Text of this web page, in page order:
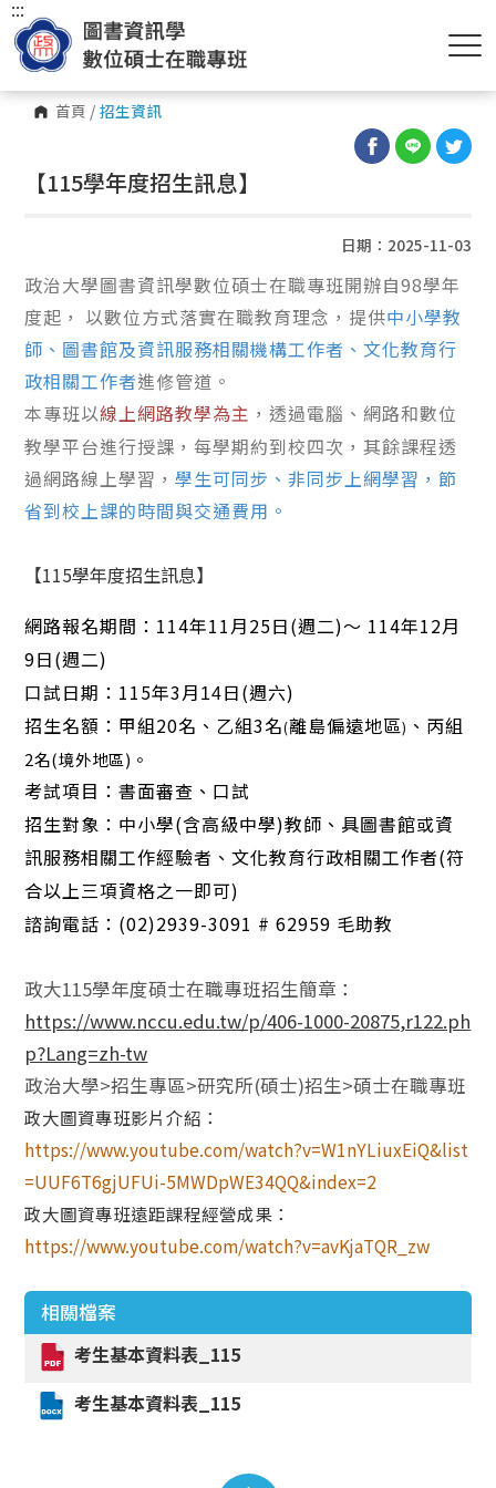
首頁 / 招生資訊
:::
【115學年度招生訊息】
日期：2025-11-03
政治大學圖書資訊學數位碩士在職專班開辦自98學年
度起， 以數位方式落實在職教育理念，提供中小學教
師、圖書館及資訊服務相關機構工作者、文化教育行
政相關工作者進修管道。
本專班以線上網路教學為主 ，透過電腦、網路和數位
教學平台進行授課，每學期約到校四次，其餘課程透
過網路線上學習，學生可同步、非同步上網學習，節
省到校上課的時間與交通費用。
【115學年度招生訊息】
網路報名期間：114年11月25日(週二)～ 114年12月
9日(週二)
口試日期： 115年3月 14日(週六)
招生名額：甲組20名、乙組3名(離島偏遠地區) 、丙組
2名(境外地區)。
考試項目：書面審查、口試
招生對象：中小學(含高級中學)教師、具圖書館或資
訊服務相關工作經驗者、文化教育行政相關工作者(符
合以上三項資格之一即可)
諮詢電話： (02)2939-3091 # 62959 毛助教
政大115學年度碩士在職專班招生簡章 ：
https://www.nccu.edu.tw/p/406-1000-20875,r122.ph
p?Lang=zh-tw
政治大學>招生專區>研究所(碩士)招生>碩士在職專班
政大圖資專班影片介紹：
https://www.youtube.com/watch?v=W1nYLiuxEiQ&list
=UUF6T6gjUFUi-5MWDpWE34QQ&index=2
政大圖資專班遠距課程經營成果：
https://www.youtube.com/watch?v=avKjaTQR_zw
相關檔案
考生基本資料表_115
考生基本資料表_115